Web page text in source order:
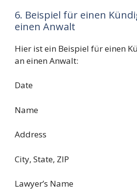
6. Beispiel für einen
einen Anwalt
Hier ist ein Beispiel für einen
an einen Anwalt:
Date
Name
Address
City, State, ZIP
Lawyer’s Name